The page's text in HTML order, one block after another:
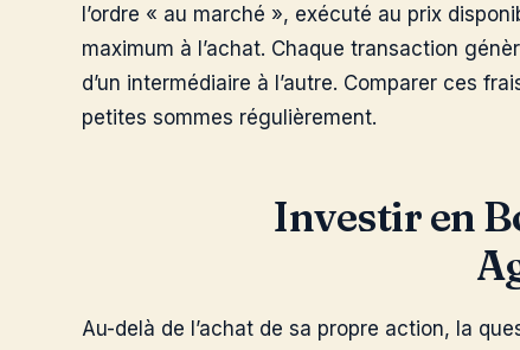
l’ordre « au marché », exécuté au prix
maximum à l’achat. Chaque transaction
d’un intermédiaire à l’autre. Comparer ces
petites sommes régulièrement.
Investir en
Au-delà de l’achat de sa propre action, la